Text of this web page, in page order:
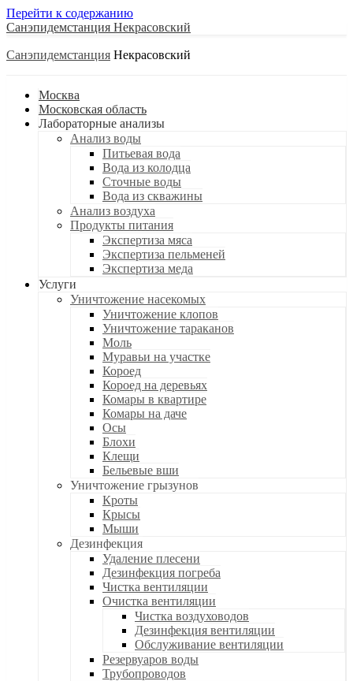
Перейти к содержанию
Санэпидемстанция
Санэпидемстанция
Москва
Московская область
Лабораторные анализы
Анализ воды
Питьевая вода
Вода из колодца
Сточные воды
Вода из скважины
Анализ воздуха
Продукты питания
Экспертиза мяса
Экспертиза пельменей
Экспертиза меда
Услуги
Уничтожение насекомых
Уничтожение клопов
Уничтожение тараканов
Моль
Муравьи на участке
Короед
Короед на деревьях
Комары в квартире
Комары на даче
Осы
Блохи
Клещи
Бельевые вши
Уничтожение грызунов
Кроты
Крысы
Мыши
Дезинфекция
Удаление плесени
Дезинфекция погреба
Чистка вентиляции
Очистка вентиляции
Чистка воздуховодов
Дезинфекция вентиляции
Обслуживание вентиляции
Резервуаров воды
Трубопроводов